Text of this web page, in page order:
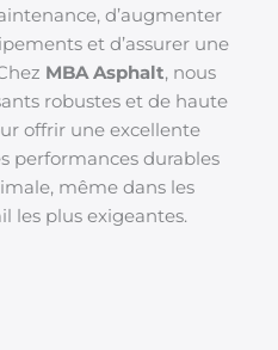
d’augmenter
et d’assurer une
MBA Asphalt, nous
robustes et de haute
offrir une excellente
performances durables
même dans les
les plus exigeantes.